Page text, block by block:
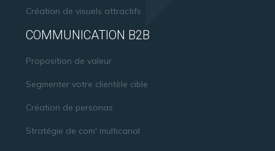
Création de visuels attractifs
COMMUNICATION B2B
Proposition de valeur
Segmenter votre clientèle cible
Création de personas
Stratégie de com' multicanal